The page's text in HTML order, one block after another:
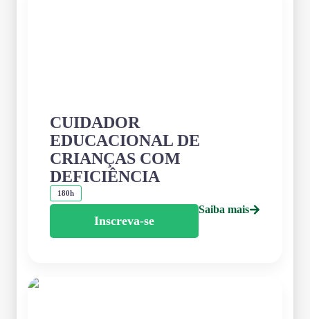
CUIDADOR
EDUCACIONAL DE
CRIANÇAS COM
DEFICIÊNCIA
180h
Inscreva-se
Saiba mais